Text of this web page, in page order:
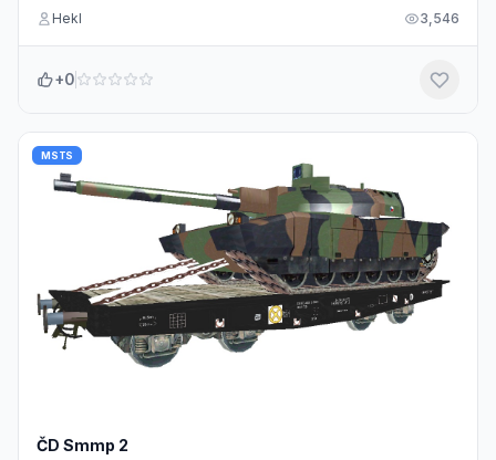
Hekl 3,546
+0
MSTS
ČD Smmp 2